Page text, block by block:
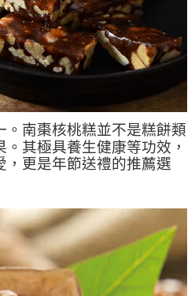
公司」（以下簡稱本公司）所提供，讓
品或服務，並由商店將買賣／分期付款
用本公司帳單繳交帳款。
」之契約關係目的，商店將以您的個人
予台灣大哥大進項蒐集、處理及利用，
資料之確認、核對及更正。
結：
https://oppay.tw/userRule
付款，方視為交易完成。
刻繳費，但若您需要取消訂單，請聯絡
之訂單仍視為有效，需透過AFTEE先享
後付 」之結帳頁面顯示為準，若有關於
等相關疑問，請聯繫「AFTEE先享後付
support/home
供之「AFTEE先享後付」服務完成之交
人資料，並將交易相關給付款項請求債
申辦者引起之損失，本公司不負相關責
依據個別帳號之用戶狀況，依本公司即
額度不足之情形，本公司將視審查結果
他人資訊註冊。若發現惡意使用之情形，
以上)免運費
) 即日起不提供京站紙袋，取件時
現場詢問
南棗核桃糕並不是糕餅類
其極具養生健康等功效，
，更是年節送禮的推薦選